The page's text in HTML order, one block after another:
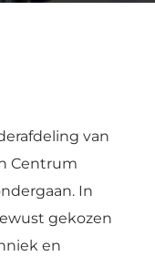
van
Centrum
In
gekozen
en